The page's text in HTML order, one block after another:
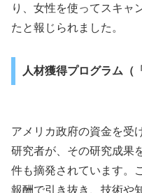
り、女性を使ってスキャ
たと報じられました。
人材獲得プログラム（
アメリカ政府の資金を受
研究者が、その研究成果
件も摘発されています。
報酬で引き抜き、技術や